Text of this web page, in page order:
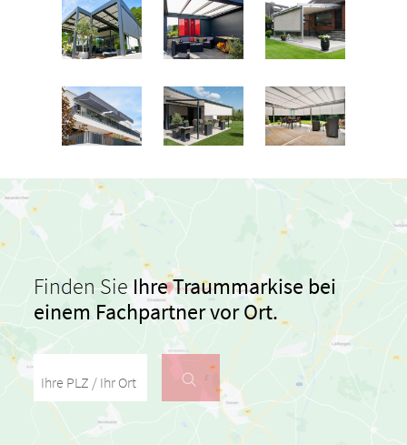
Finden SieIhre Traummarkise bei
einem Fachpartner vor Ort.
Ihre PLZ / Ihr Ort